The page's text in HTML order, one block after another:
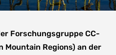
Forschungsgruppe CC-
Mountain Regions) an der